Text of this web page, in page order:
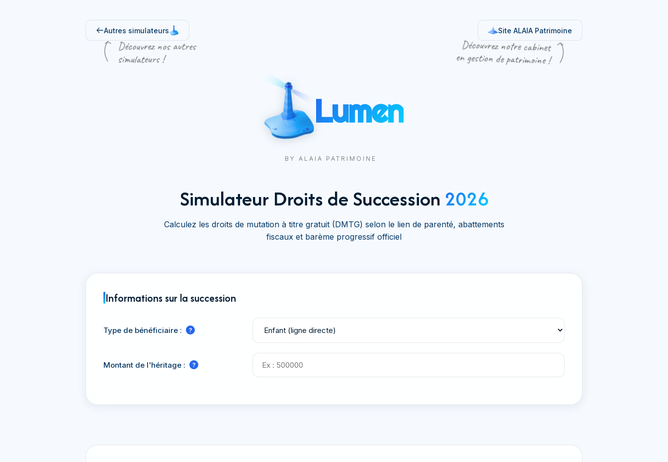
Autres simulateurs
Découvrez nos autres
simulateurs !
Site ALAIA Patrimoine
Découvrez notre cabinet
en gestion de patrimoine !
Lumen
BY ALAIA PATRIMOINE
Simulateur Droits de Succession 2026
Calculez les droits de mutation à titre gratuit (DMTG) selon le lien de parenté, abattements
fiscaux et barème progressif officiel
Informations sur la succession
Type de bénéficiaire : ?
Montant de l'héritage : ?